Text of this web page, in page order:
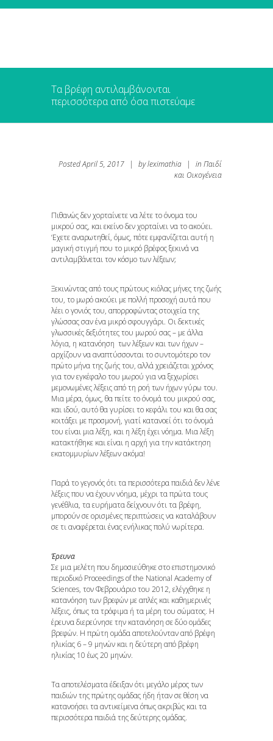
Τα βρέφη αντιλαμβάνονται
περισσότερα από όσα πιστεύαμε
PostedApril 5, 2017 | byleximathia | in Παιδί
και Οικογένεια
Πιθανώς δεν χορταίνετε να λέτε το όνομα του
μικρού σας, και εκείνο δεν χορταίνει να το ακούει.
‘Εχετε αναρωτηθεί, όμως, πότε εμφανίζεται αυτή η
μαγική στιγμή που το μικρό βρέφος ξεκινά να
αντιλαμβάνεται τον κόσμο των λέξεων;
Ξεκινώντας από τους πρώτους κιόλας μήνες της ζωής
του, το μωρό ακούει με πολλή προσοχή αυτά που
λέει ο γονιός του, απορροφώντας στοιχεία της
γλώσσας σαν ένα μικρό σφουγγάρι. Οι δεκτικές
γλωσσικές δεξιότητες του μωρού σας – με άλλα
λόγια, η κατανόηση των λέξεων και των ήχων –
αρχίζουν να αναπτύσσονται το συντομότερο τον
πρώτο μήνα της ζωής του, αλλά χρειάζεται χρόνος
για τον εγκέφαλο του μωρού για να ξεχωρίσει
μεμονωμένες λέξεις από τη ροή των ήχων γύρω του.
Μια μέρα, όμως, θα πείτε το όνομά του μικρού σας,
και ιδού, αυτό θα γυρίσει το κεφάλι του και θα σας
κοιτάξει με προσμονή, γιατί κατανοεί ότι το όνομά
του είναι μια λέξη, και η λέξη έχει νόημα. Μια λέξη
κατακτήθηκε και είναι η αρχή για την κατάκτηση
εκατομμυρίων λέξεων ακόμα!
Παρά το γεγονός ότι τα περισσότερα παιδιά δεν λένε
λέξεις που να έχουν νόημα, μέχρι τα πρώτα τους
γενέθλια, τα ευρήματα δείχνουν ότι τα βρέφη,
μπορούν σε ορισμένες περιπτώσεις να καταλάβουν
σε τι αναφέρεται ένας ενήλικας πολύ νωρίτερα.
Έρευνα
Σε μια μελέτη που δημοσιεύθηκε στο επιστημονικό
περιοδικό Proceedings of the National Academy of
Sciences, τον Φεβρουάριο του 2012, ελέγχθηκε η
κατανόηση των βρεφών με απλές και καθημερινές
λέξεις, όπως τα τρόφιμα ή τα μέρη του σώματος. Η
έρευνα διερεύνησε την κατανόηση σε δύο ομάδες
βρεφών. Η πρώτη ομάδα αποτελούνταν από βρέφη
ηλικίας 6 – 9 μηνών και η δεύτερη από βρέφη
ηλικίας 10 έως 20 μηνών.
Τα αποτελέσματα έδειξαν ότι μεγάλο μέρος των
παιδιών της πρώτης ομάδας ήδη ήταν σε θέση να
κατανοήσει τα αντικείμενα όπως ακριβώς και τα
περισσότερα παιδιά της δεύτερης ομάδας.